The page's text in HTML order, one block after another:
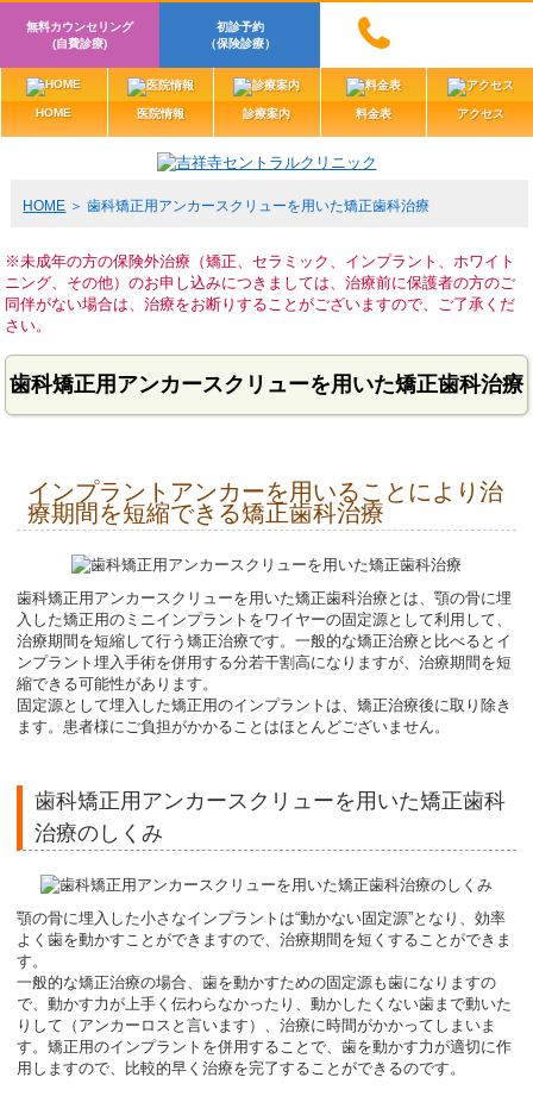
無料カウンセリング
(自費診療)
初診予約
（保険診療）
HOME 医院情報 診療案内 料金表 アクセス
HOME 歯科矯正用アンカースクリューを用いた矯正歯科治療
※未成年の方の保険外治療（矯正、セラミック、インプラント、ホワイト
ニング、その他）のお申し込みにつきましては、治療前に保護者の方のご
同伴がない場合は、治療をお断りすることがございますので、ご了承くだ
さい。
歯科矯正用アンカースクリューを用いた矯正歯科治療
インプラントアンカーを用いることにより治
療期間を短縮できる矯正歯科治療
歯科矯正用アンカースクリューを用いた矯正歯科治療とは、顎の骨に埋
入した矯正用のミニインプラントをワイヤーの固定源として利用して、
治療期間を短縮して行う矯正治療です。一般的な矯正治療と比べるとイ
ンプラント埋入手術を併用する分若干割高になりますが、治療期間を短
縮できる可能性があります。
固定源として埋入した矯正用のインプラントは、矯正治療後に取り除き
ます。患者様にご負担がかかることはほとんどございません。
歯科矯正用アンカースクリューを用いた矯正歯科
治療のしくみ
顎の骨に埋入した小さなインプラントは“動かない固定源”となり、効率
よく歯を動かすことができますので、治療期間を短くすることができま
す。
一般的な矯正治療の場合、歯を動かすための固定源も歯になりますの
で、動かす力が上手く伝わらなかったり、動かしたくない歯まで動いた
りして（アンカーロスと言います）、治療に時間がかかってしまいま
す。矯正用のインプラントを併用することで、歯を動かす力が適切に作
用しますので、比較的早く治療を完了することができるのです。